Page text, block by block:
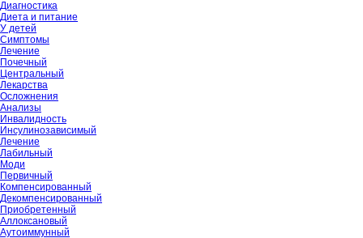
Диагностика
Диета и питание
У детей
Симптомы
Лечение
Почечный
Центральный
Лекарства
Осложнения
Анализы
Инвалидность
Инсулинозависимый
Лечение
Лабильный
Моди
Первичный
Компенсированный
Декомпенсированный
Приобретенный
Аллоксановый
Аутоиммунный